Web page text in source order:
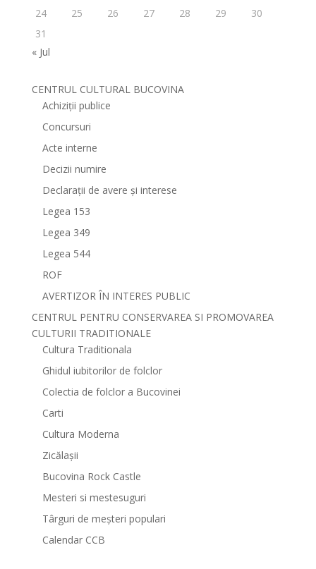
24
25 26 27 28 29
30
31
« Jul
CENTRUL CULTURAL BUCOVINA
Achiziții publice
Concursuri
Acte interne
Decizii numire
Declarații de avere și interese
Legea 153
Legea 349
Legea 544
ROF
AVERTIZOR ÎN INTERES PUBLIC
CENTRUL PENTRU CONSERVAREA SI PROMOVAREA
CULTURII TRADITIONALE
Cultura Traditionala
Ghidul iubitorilor de folclor
Colectia de folclor a Bucovinei
Carti
Cultura Moderna
Zicălașii
Bucovina Rock Castle
Mesteri si mestesuguri
Târguri de meșteri populari
Calendar CCB